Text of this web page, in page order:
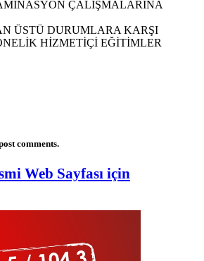
ÇALIŞMALARINA
ÜSTÜ DURUMLARA KARŞI
HİZMETİÇİ EĞİTİMLER
comments.
Web Sayfası için